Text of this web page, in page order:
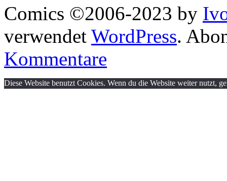
Comics ©2006-2023 by
verwendet WordPress.
Kommentare
Diese Website benutzt Cookies. Wenn du die Website weiter nutzt,